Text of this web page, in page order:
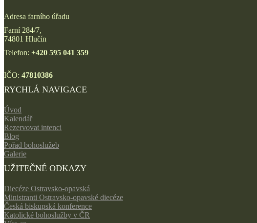
Adresa farního úřadu
Farní 284/7,
74801 Hlučín
Telefon: +420 595 041 359
IČO: 47810386
RYCHLÁ NAVIGACE
Úvod
Kalendář
Rezervovat intenci
Blog
Pořad bohoslužeb
Galerie
UŽITEČNÉ ODKAZY
Diecéze Ostravsko-opavská
Ministranti Ostravsko-opavské diecéze
Česká biskupská konference
Katolické bohoslužby v ČR